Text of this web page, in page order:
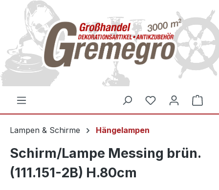
springen
Lampen & Schirme Hängelampen
Schirm/Lampe Messing brün.
(111.151-2B) H.80cm